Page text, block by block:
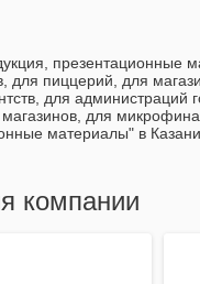
презентационные
для пиццерий, для
для
для
материалы" в Казани
компании